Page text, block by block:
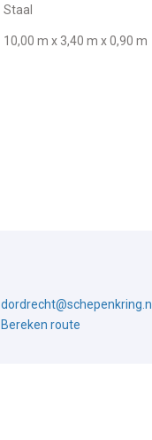
Staal
10,00 m x 3,40 m x 0,90 m
dordrecht@schepenkring.nl
Bereken route